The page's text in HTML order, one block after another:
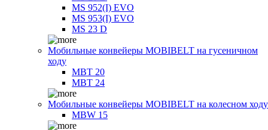
MS 952(I) EVO
MS 953(I) EVO
MS 23 D
Мобильные конвейеры MOBIBELT на гусеничном
ходу
MBT 20
MBT 24
Мобильные конвейеры MOBIBELT на колесном ходу
MBW 15